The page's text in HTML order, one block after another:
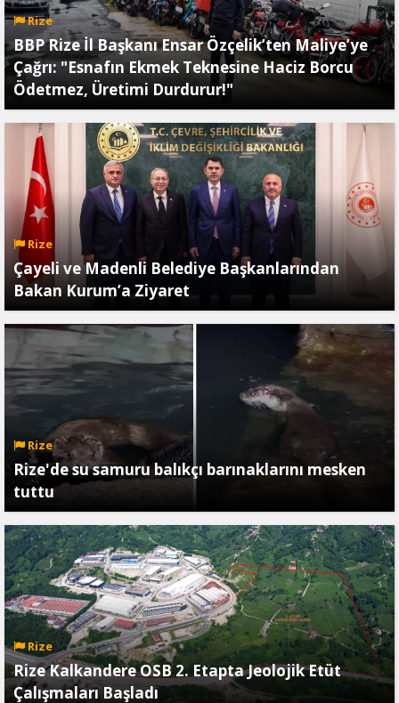
Rize
BBP Rize İl Başkanı Ensar Özçelik’ten Maliye’ye
Çağrı: "Esnafın Ekmek Teknesine Haciz Borcu
Ödetmez, Üretimi Durdurur!"
Rize
Çayeli ve Madenli Belediye Başkanlarından
Bakan Kurum’a Ziyaret
Rize
Rize'de su samuru balıkçı barınaklarını mesken
tuttu
Rize
Rize Kalkandere OSB 2. Etapta Jeolojik Etüt
Çalışmaları Başladı